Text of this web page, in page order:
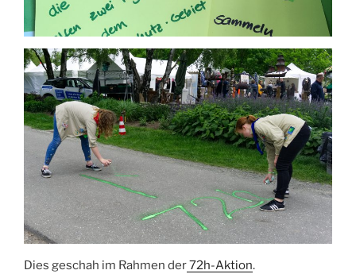
Dies geschah im Rahmen der72h-Aktion.